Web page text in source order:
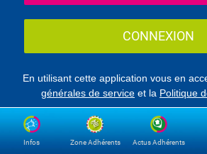
CONNEXION
En utilisant cette application vous en
générales de service et la Politique
Infos Zone Adhérents Actus Adhérents